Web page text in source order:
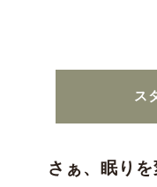
ス
さぁ、眠り